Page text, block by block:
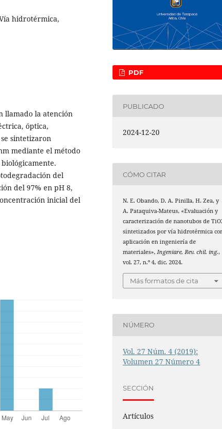
hidrotérmica,
llamado la atención
óptica,
sintetizaron
mediante el método
del
del 97% en pH 8,
inicial del
PDF
PUBLICADO
2024-12-20
CÓMO CITAR
N. E. Obando, D. A. Pinilla, H. Zea, y
A. Pataquiva-Mateus, «Evaluación y
caracterización de nanotubos de
sintetizados por vía hidrotérmica
aplicación en ingeniería de
materiales»,Ingeniare, Rev. chil. ing.,
vol. 27, n.º 4, dic. 2024.
Más formatos de cita
NÚMERO
Vol. 27 Núm. 4 (2019):
Volumen 27 Número 4
SECCIÓN
Artículos